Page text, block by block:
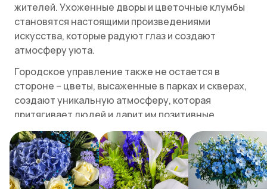
жителей. Ухоженные дворы и цветочные клумбы
становятся настоящими произведениями
искусства, которые радуют глаз и создают
атмосферу уюта.
Городское управление также не остается в
стороне – цветы, высаженные в парках и скверах,
создают уникальную атмосферу, которая
притягивает людей и дарит им позитивные
эмоции.
Особое внимание стоит уделить Дрезненскому
городскому парку. Это место, где природа и
человек гармонично сосуществуют. Парк утопает